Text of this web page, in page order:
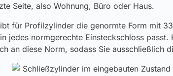
Seite, also Wohnung, Büro oder Haus.
für Profilzylinder die genormte Form mit
jedes normgerechte Einsteckschloss passt.
an diese Norm, sodass Sie ausschließlich